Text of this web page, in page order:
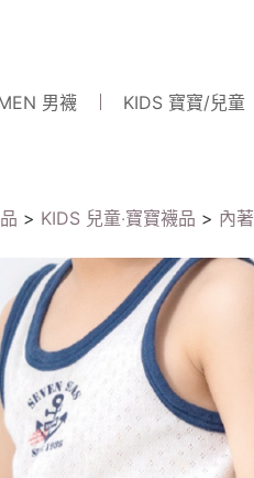
男襪 KIDS 寶寶/兒童
> KIDS 兒童‧寶寶襪品 > 內著